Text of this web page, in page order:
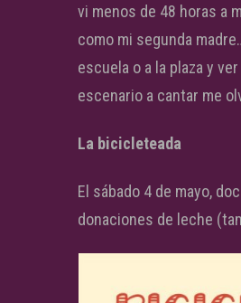
vi menos de 48 horas a
como mi segunda
escuela o a la plaza y
escenario a cantar me
La bicicleteada
El sábado 4 de mayo,
donaciones de leche